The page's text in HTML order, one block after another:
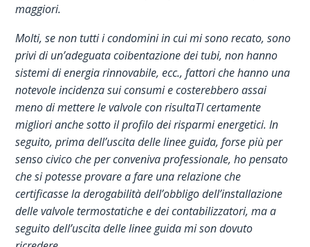
maggiori.
Molti, se non tutti i condomini in cui mi sono recato, sono
privi di un’adeguata coibentazione dei tubi, non hanno
sistemi di energia rinnovabile, ecc., fattori che hanno una
notevole incidenza sui consumi e costerebbero assai
meno di mettere le valvole con risultaTI certamente
migliori anche sotto il profilo dei risparmi energetici. In
seguito, prima dell’uscita delle linee guida, forse più per
senso civico che per conveniva professionale, ho pensato
che si potesse provare a fare una relazione che
certificasse la derogabilità dell’obbligo dell’installazione
delle valvole termostatiche e dei contabilizzatori, ma a
seguito dell’uscita delle linee guida mi son dovuto